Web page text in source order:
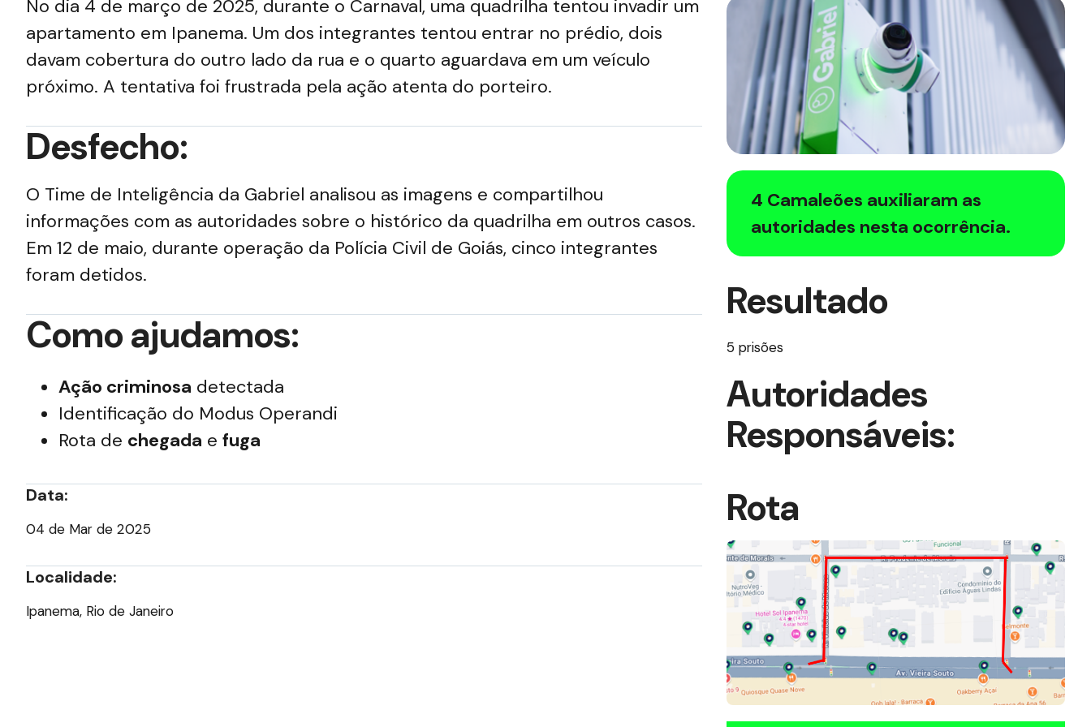
No dia 4 de março de 2025, durante o Carnaval, uma quadrilha tentou invadir um
apartamento em Ipanema. Um dos integrantes tentou entrar no prédio, dois
davam cobertura do outro lado da rua e o quarto aguardava em um veículo
próximo. A tentativa foi frustrada pela ação atenta do porteiro.
Desfecho:
O Time de Inteligência da Gabriel analisou as imagens e compartilhou
informações com as autoridades sobre o histórico da quadrilha em outros casos.
Em 12 de maio, durante operação da Polícia Civil de Goiás, cinco integrantes
foram detidos.
Como ajudamos:
Ação criminosa detectada
Identificação do Modus Operandi
Rota de chegada e fuga
Data:
04 de Mar de 2025
Localidade:
Ipanema, Rio de Janeiro
4 Camaleões auxiliaram as
autoridades nesta ocorrência.
Resultado
5 prisões
Autoridades
Responsáveis:
Rota